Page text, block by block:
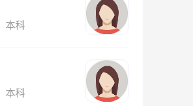
本科
本科